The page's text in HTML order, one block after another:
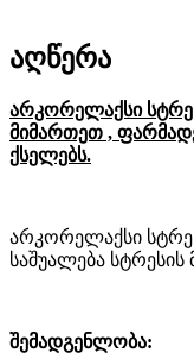
აღწერა
არკორელაქსი
მიმართეთ ,
ქსელებს.
არკორელაქსი
საშუალება სტრესის
შემადგენლობა: